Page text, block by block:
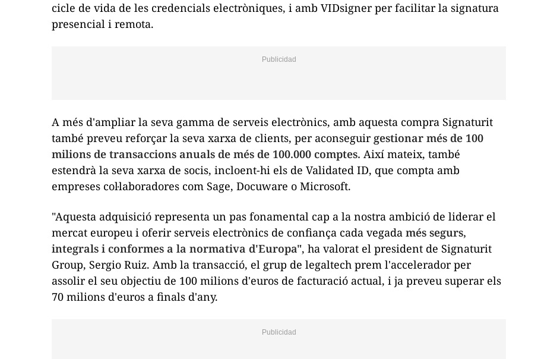
cicle de vida de les credencials electròniques, i amb VIDsigner per facilitar la signatura
presencial i remota.
A més d'ampliar la seva gamma de serveis electrònics, amb aquesta compra Signaturit
també preveu reforçar la seva xarxa de clients, per aconseguir gestionar més de 100
milions de transaccions anuals de més de 100.000 comptes. Així mateix, també
estendrà la seva xarxa de socis, incloent-hi els de Validated ID, que compta amb
empreses col·laboradores com Sage, Docuware o Microsoft.
"Aquesta adquisició representa un pas fonamental cap a la nostra ambició de liderar el
mercat europeu i oferir serveis electrònics de confiança cada vegada més segurs,
integrals i conformes a la normativa d'Europa", ha valorat el president de Signaturit
Group, Sergio Ruiz. Amb la transacció, el grup de legaltech prem l'accelerador per
assolir el seu objectiu de 100 milions d'euros de facturació actual, i ja preveu superar els
70 milions d'euros a finals d'any.